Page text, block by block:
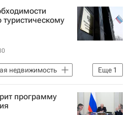
Еще 1
недвижимость
Федеральная налоговая служба (ФНС России)
программу